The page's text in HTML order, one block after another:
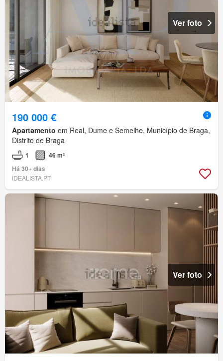
Ver foto
190 000 €
Apartamento em Real, Dume e Semelhe, Município de Braga,
Distrito de Braga
1
46 m²
Há 30+ dias
IDEALISTA.PT
Ver foto